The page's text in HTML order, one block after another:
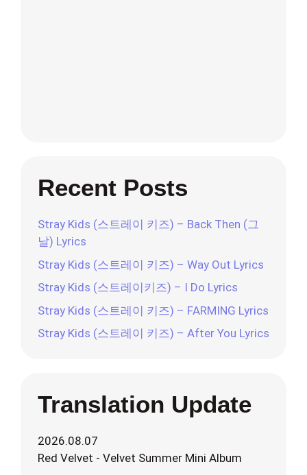
Recent Posts
Stray Kids (스트레이 키즈) – Back Then (그
날) Lyrics
Stray Kids (스트레이 키즈) – Way Out Lyrics
Stray Kids (스트레이키즈) – I Do Lyrics
Stray Kids (스트레이 키즈) – FARMING Lyrics
Stray Kids (스트레이 키즈) – After You Lyrics
Translation Update
2026.08.07
Red Velvet - Velvet Summer Mini Album